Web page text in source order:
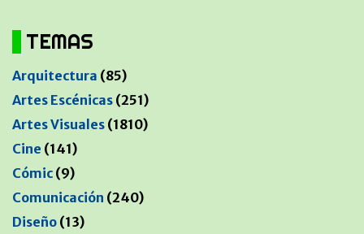
TEMAS
Arquitectura (85)
Artes Escénicas (251)
Artes Visuales (1810)
Cine (141)
Cómic (9)
Comunicación (240)
Diseño (13)